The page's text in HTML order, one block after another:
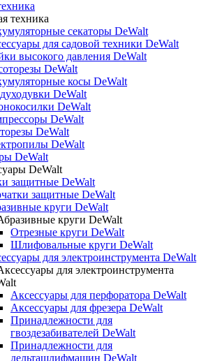
техника
секаторы DeWalt
для садовой техники DeWalt
высокого давления DeWalt
DeWalt
косы DeWalt
DeWalt
DeWalt
DeWalt
DeWalt
DeWalt
DeWalt
DeWalt
защитные DeWalt
защитные DeWalt
круги DeWalt
круги DeWalt
Отрезные круги DeWalt
Шлифовальные круги DeWalt
для электроинструмента DeWalt
для электроинструмента
Аксессуары для перфоратора DeWalt
Аксессуары для фрезера DeWalt
Принадлежности для
гвоздезабивателей DeWalt
Принадлежности для
дельташлифмашин DeWalt